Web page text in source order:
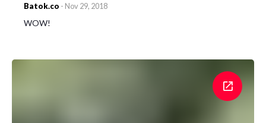
Batok.co - Nov 29, 2018
WOW!